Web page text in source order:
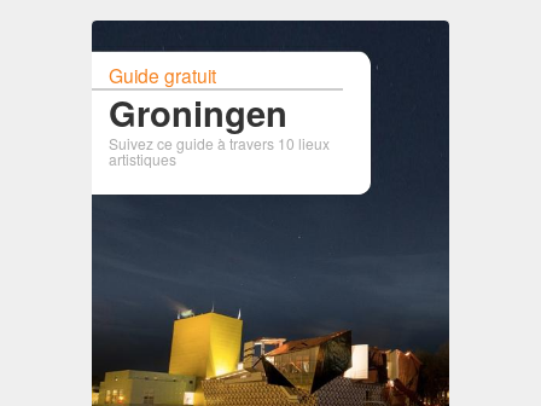
Guide gratuit
Groningen
Suivez ce guide à travers 10 lieux
artistiques